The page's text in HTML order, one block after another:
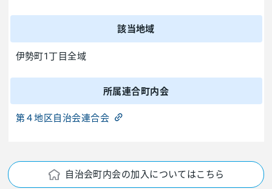
該当地域
伊勢町1丁目全域
所属連合町内会
第４地区自治会連合会
自治会町内会の加入についてはこちら